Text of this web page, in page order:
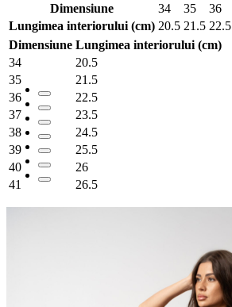
Dimensiune 34 35 36
Lungimea interiorului (cm) 20.5 21.5 22.5
Dimensiune Lungimea interiorului (cm)
34
20.5
35
21.5
36
22.5
37
23.5
38
24.5
39
25.5
40
26
41
26.5